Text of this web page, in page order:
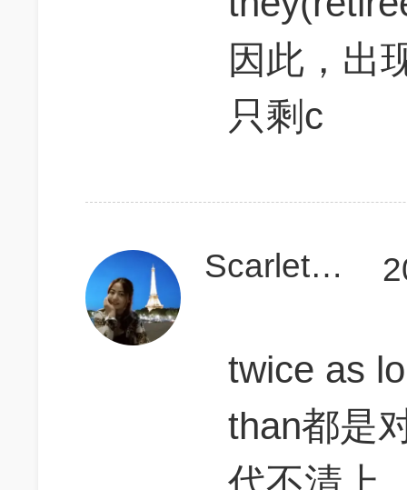
因此，出
只剩c
Scarlett来杀G
twice as
than都是